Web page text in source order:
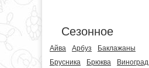
Сезонное
Айва Арбуз
Баклажаны
Брусника
Брюква
Виноград